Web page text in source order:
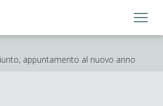
appuntamento al nuovo anno